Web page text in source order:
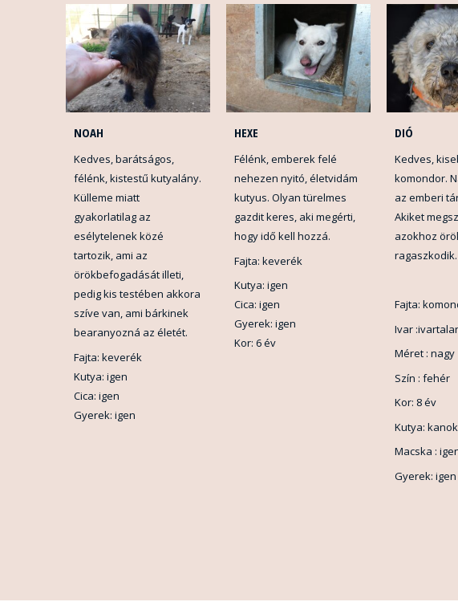
NOAH
Kedves, barátságos,
félénk, kistestű kutyalány.
Külleme miatt
gyakorlatilag az
esélytelenek közé
tartozik, ami az
örökbefogadását illeti,
pedig kis testében akkora
szíve van, ami bárkinek
bearanyozná az életét.
Fajta: keverék
Kutya: igen
Cica: igen
Gyerek: igen
HEXE
Félénk, emberek felé
nehezen nyitó, életvidám
kutyus. Olyan türelmes
gazdit keres, aki megérti,
hogy idő kell hozzá.
Fajta: keverék
Kutya: igen
Cica: igen
Gyerek: igen
Kor: 6 év
DIÓ
Kedves,
komondor.
az emberi
Akiket
azokhoz
ragaszkodik.
Fajta:
Ivar
Méret : nagy
Szín : fehér
Kor: 8 év
Kutya:
Macska :
Gyerek: igen